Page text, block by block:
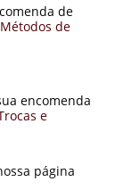
de
Métodos de
encomenda
e
página